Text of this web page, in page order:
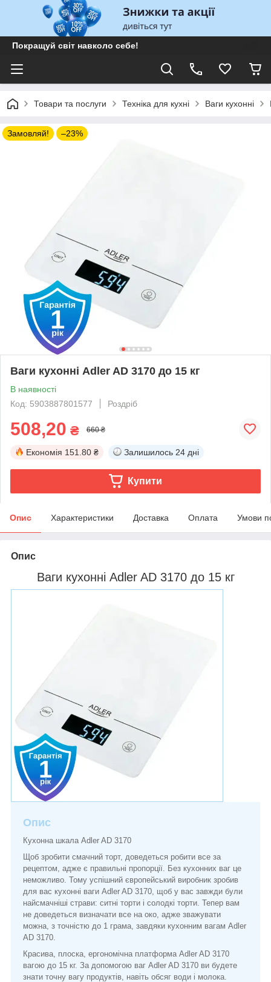
Покращуй світ навколо себе!
Товари та послуги Техніка для кухні Ваги кухонні
Замовляй! –23%
Ваги кухонні Adler AD 3170 до 15 кг
В наявності
Код: 5903887801577
Роздріб
508,20 ₴ 660 ₴
Економія 151.80 ₴ Залишилось 24 дні
Купити
Опис Характеристики Доставка Оплата Умови
Опис
Ваги кухонні Adler AD 3170 до 15 кг
Опис
Кухонна шкала Adler AD 3170
Щоб зробити смачний торт, доведеться робити все за
рецептом, адже є правильні пропорції. Без кухонних ваг це
неможливо. Тому успішний європейський виробник зробив
для вас кухонні ваги Adler AD 3170, щоб у вас завжди були
найсмачніші страви: ситні торти і солодкі торти. Тепер вам
не доведеться визначати все на око, адже зважувати
можна, з точністю до 1 грама, завдяки кухонним вагам Adler
AD 3170.
Красива, плоска, ергономічна платформа Adler AD 3170
вагою до 15 кг. За допомогою ваг Adler AD 3170 ви будете
знати точну вагу продуктів, навіть обсяг води і молока.